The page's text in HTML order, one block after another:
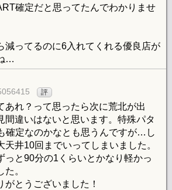
確定だと思ってたんでわかりませ
減ってるのに6入れてくれる優良店が
…
評
あれ？って思ったら次に荒北が出
違いはないと思います。特殊パタ
確定なのかなとも思うんですが…し
天井10回までいってしまいました。
っと90分の1くらいとかなり軽かっ
。
がとうございました！